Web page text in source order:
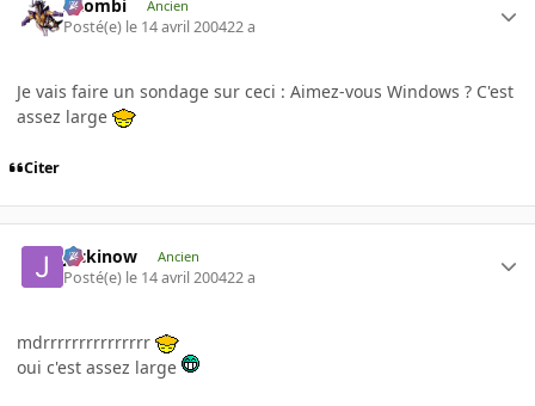
XZombi Ancien
Posté(e) le 14 avril 200422 a
Je vais faire un sondage sur ceci : Aimez-vous Windows ? C'est
assez large
Citer
jackinow Ancien
Posté(e) le 14 avril 200422 a
mdrrrrrrrrrrrrrrr
oui c'est assez large